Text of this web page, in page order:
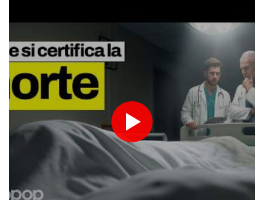
argentino, scontri
Protesta contro la legge sulla proprietà davanti al Parlamento
argentino, scontri
Sanchez presiederà una riunione in videocall sulla crisi a Ceuta
Sanchez presiederà una riunione in videocall sulla crisi a Ceuta
Esplosione in un mini bus vicino Damasco, due morti e 13 feriti
Esplosione in un mini bus vicino Damasco, due morti e 13 feriti